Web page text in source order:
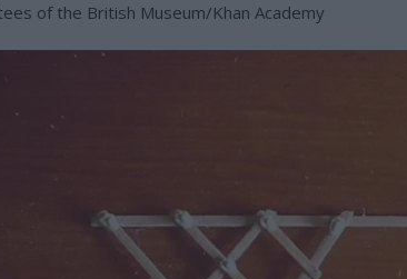
of the British Museum/Khan Academy